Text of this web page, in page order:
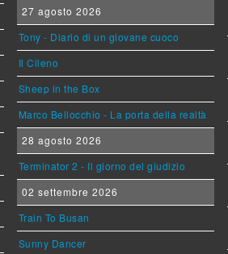
27 agosto 2026
Tony - Diario di un giovane cuoco
Il Cileno
Sheep in the Box
Marco Bellocchio - La porta della realtà
28 agosto 2026
Terminator 2 - Il giorno del giudizio
02 settembre 2026
Train To Busan
Sunny Dancer